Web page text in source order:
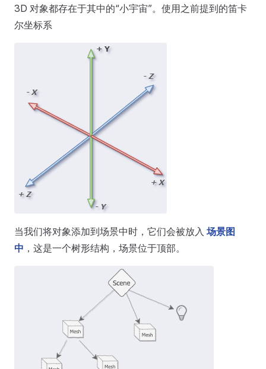
3D 对象都存在于其中的“小宇宙”。使用之前提到的笛卡
尔坐标系
当我们将对象添加到场景中时，它们会被放入 场景图
中 ，这是一个树形结构，场景位于顶部。